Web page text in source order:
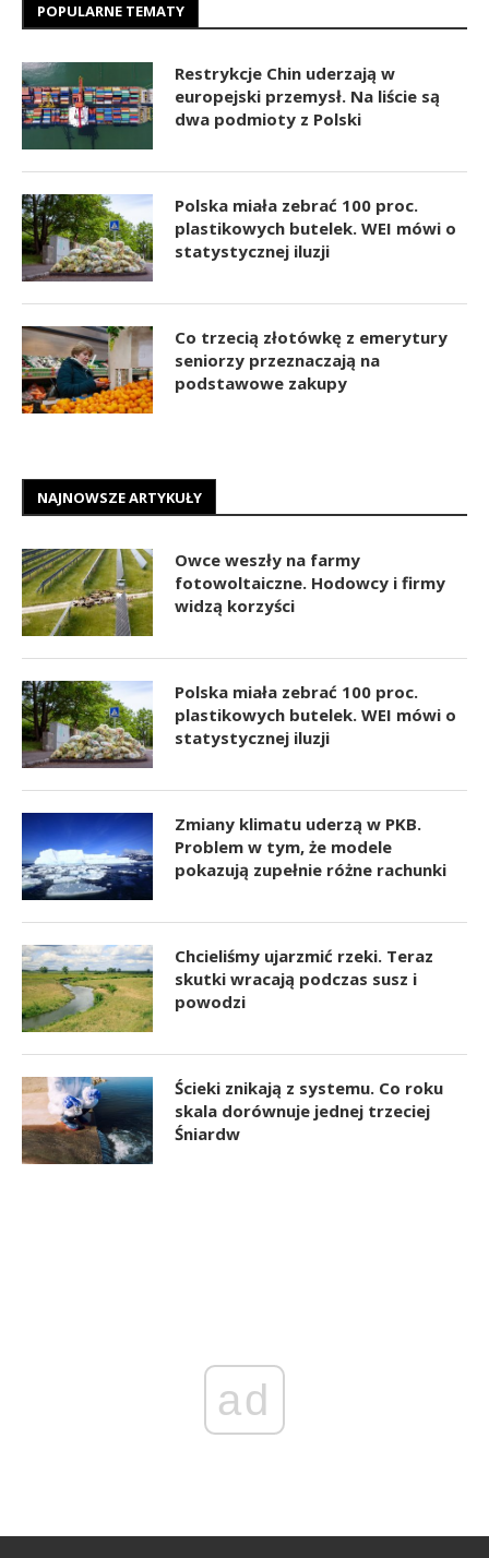
POPULARNE TEMATY
Restrykcje Chin uderzają w
europejski przemysł. Na liście są
dwa podmioty z Polski
Polska miała zebrać 100 proc.
plastikowych butelek. WEI mówi o
statystycznej iluzji
Co trzecią złotówkę z emerytury
seniorzy przeznaczają na
podstawowe zakupy
NAJNOWSZE ARTYKUŁY
Owce weszły na farmy
fotowoltaiczne. Hodowcy i firmy
widzą korzyści
Polska miała zebrać 100 proc.
plastikowych butelek. WEI mówi o
statystycznej iluzji
Zmiany klimatu uderzą w PKB.
Problem w tym, że modele
pokazują zupełnie różne rachunki
Chcieliśmy ujarzmić rzeki. Teraz
skutki wracają podczas susz i
powodzi
Ścieki znikają z systemu. Co roku
skala dorównuje jednej trzeciej
Śniardw
ad